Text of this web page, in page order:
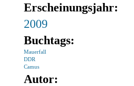
Erscheinungsjahr:
2009
Buchtags:
Mauerfall
DDR
Camus
Autor: